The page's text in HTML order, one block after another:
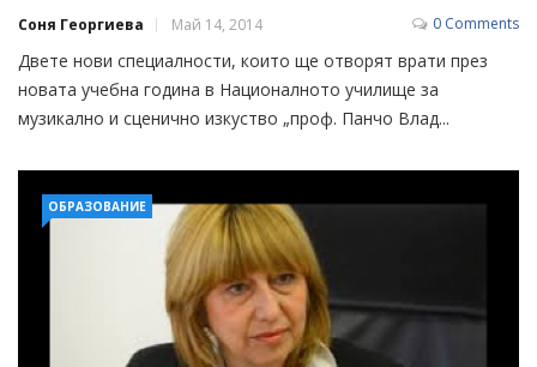
Соня Георгиева Май 14, 2014 0 Comments
Двете нови специалности, които ще отворят врати през
новата учебна година в Националното училище за
музикално и сценично изкуство „проф. Панчо Влад...
ОБРАЗОВАНИЕ